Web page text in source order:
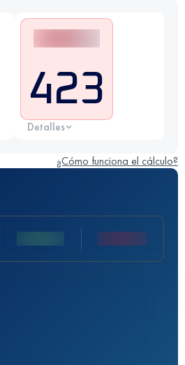
423
Detalles
¿Cómo funciona el cálculo?